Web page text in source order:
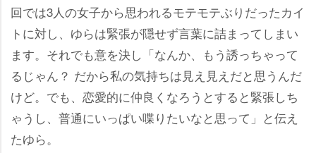
回では3人の女子から思われるモテモテぶりだったカイ
トに対し、ゆらは緊張が隠せず言葉に詰まってしまい
ます。それでも意を決し「なんか、もう誘っちゃって
るじゃん？ だから私の気持ちは見え見えだと思うんだ
けど。でも、恋愛的に仲良くなろうとすると緊張しち
ゃうし、普通にいっぱい喋りたいなと思って」と伝え
たゆら。